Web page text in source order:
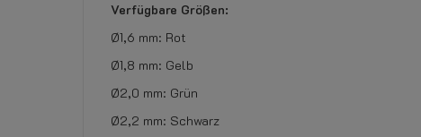
Verfügbare Größen:
Ø1,6 mm: Rot
Ø1,8 mm: Gelb
Ø2,0 mm: Grün
Ø2,2 mm: Schwarz